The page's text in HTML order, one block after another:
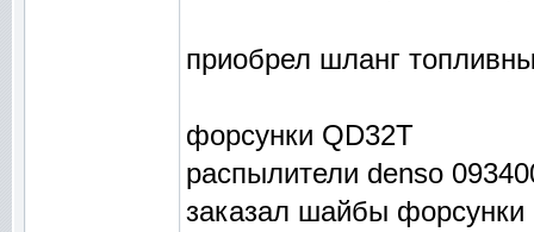
приобрел шланг
форсунки QD32T
распылители denso
заказал шайбы форсунки